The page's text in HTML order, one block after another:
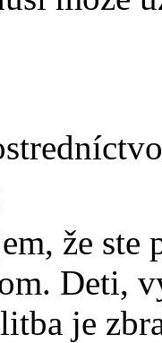
že ste
Deti,
je